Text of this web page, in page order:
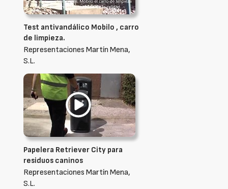
Test antivandálico Mobilo , carro
de limpieza.
Representaciones Martín Mena,
S.L.
Papelera Retriever City para
residuos caninos
Representaciones Martín Mena,
S.L.